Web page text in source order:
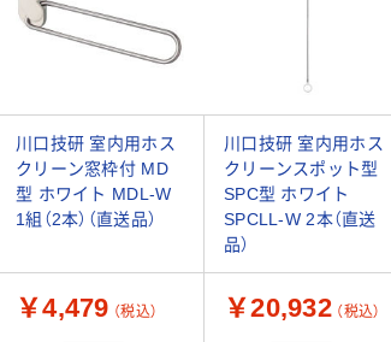
川口技研 室内用ホス
クリーン窓枠付 MD
型 ホワイト MDL-W
1組（2本）（直送品）
川口技研 室内用ホス
クリーンスポット型
SPC型 ホワイト
SPCLL-W 2本（直送
品）
￥4,479 （税込） ￥20,932 （税込）